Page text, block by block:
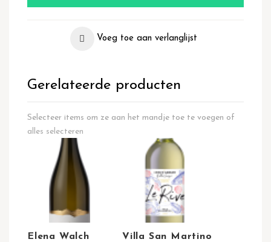
Voeg toe aan verlanglijst
Gerelateerde producten
Selecteer items om ze aan het mandje toe te voegen of
alles selecteren
Elena Walch
Villa San Martino